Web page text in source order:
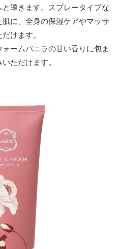
導きます。スプレータイプな
に、全身の保湿ケアやマッサ
けます。
ームバニラの甘い香りに包ま
ただけます。